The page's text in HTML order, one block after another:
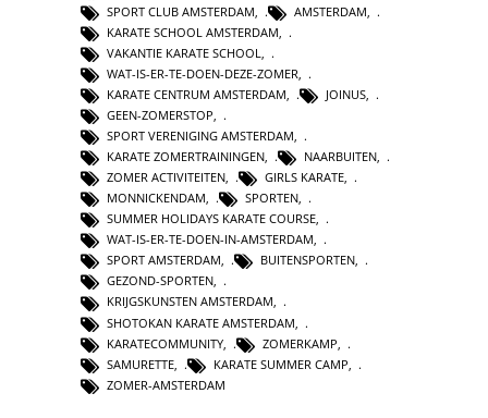
SPORT CLUB AMSTERDAM
AMSTERDAM
KARATE SCHOOL AMSTERDAM
VAKANTIE KARATE SCHOOL
WAT-IS-ER-TE-DOEN-DEZE-ZOMER
KARATE CENTRUM AMSTERDAM
JOINUS
GEEN-ZOMERSTOP
SPORT VERENIGING AMSTERDAM
KARATE ZOMERTRAININGEN, NAARBUITEN,
ZOMER ACTIVITEITEN, GIRLS KARATE,
MONNICKENDAM, SPORTEN,
SUMMER HOLIDAYS KARATE COURSE,
WAT-IS-ER-TE-DOEN-IN-AMSTERDAM,
SPORT AMSTERDAM, BUITENSPORTEN,
GEZOND-SPORTEN,
KRIJGSKUNSTEN AMSTERDAM,
SHOTOKAN KARATE AMSTERDAM
KARATECOMMUNITY
ZOMERKAMP
SAMURETTE
KARATE SUMMER CAMP
ZOMER-AMSTERDAM